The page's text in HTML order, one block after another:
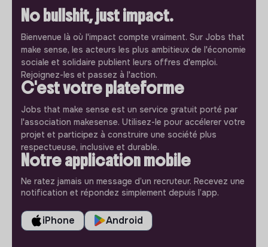
No bullshit, just impact.
Bienvenue là où l'impact compte vraiment. Sur Jobs that
make sense, les acteurs les plus ambitieux de l'économie
sociale et solidaire publient leurs offres d'emploi.
Rejoignez-les et passez à l'action.
C'est votre plateforme
Jobs that make sense est un service gratuit porté par
l'association makesense. Utilisez-le pour accélerer votre
projet et participez à construire une société plus
respectueuse, inclusive et durable.
Notre application mobile
Ne ratez jamais un message d’un recruteur. Recevez une
notification et répondez simplement depuis l’app.
iPhone Android